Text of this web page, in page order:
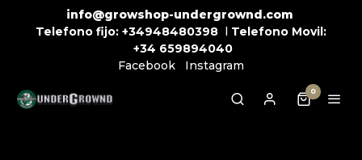
info@growshop-undergrownd.com
Telefono fijo: +34948480398 l Telefono Movil:
+34 659894040
Facebook
Instagram
0